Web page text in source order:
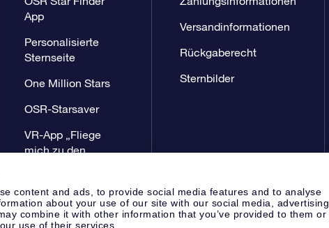
content and ads, to provide social media features and to analyse
about your use of our site with our social media, advertising
combine it with other information that you’ve provided to them or
use of their services.
App
Personalisierte
Sternseite
One Million Stars
OSR-Starsaver
VR-App „Fliege
mich zu den
Versandinformationen
Rückgaberecht
Sternbilder